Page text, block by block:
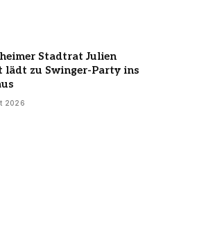
Stadtrat Julien
lädt zu Swinger-Party ins
2026